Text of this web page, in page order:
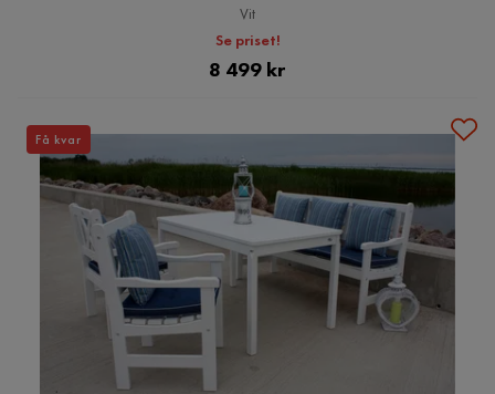
Vit
Se priset!
Pris
8 499 kr
Få kvar